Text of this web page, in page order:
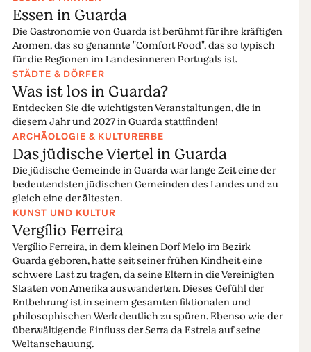
Essen in Guarda
Die Gastronomie von Guarda ist berühmt für ihre kräftigen
Aromen, das so genannte "Comfort Food", das so typisch
für die Regionen im Landesinneren Portugals ist.
STÄDTE & DÖRFER
Was ist los in Guarda?
Entdecken Sie die wichtigsten Veranstaltungen, die in
diesem Jahr und 2027 in Guarda stattfinden!
ARCHÄOLOGIE & KULTURERBE
Das jüdische Viertel in Guarda
Die jüdische Gemeinde in Guarda war lange Zeit eine der
bedeutendsten jüdischen Gemeinden des Landes und zu
gleich eine der ältesten.
KUNST UND KULTUR
Vergílio Ferreira
Vergílio Ferreira, in dem kleinen Dorf Melo im Bezirk
Guarda geboren, hatte seit seiner frühen Kindheit eine
schwere Last zu tragen, da seine Eltern in die Vereinigten
Staaten von Amerika auswanderten. Dieses Gefühl der
Entbehrung ist in seinem gesamten fiktionalen und
philosophischen Werk deutlich zu spüren. Ebenso wie der
überwältigende Einfluss der Serra da Estrela auf seine
Weltanschauung.